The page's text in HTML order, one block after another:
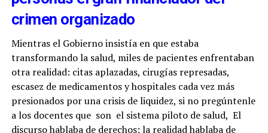
crimen organizado
Mientras el Gobierno insistía en que estaba
transformando la salud, miles de pacientes enfrentaban
otra realidad: citas aplazadas, cirugías represadas,
escasez de medicamentos y hospitales cada vez más
presionados por una crisis de liquidez, si no pregúntenle
a los docentes que son el sistema piloto de salud, El
discurso hablaba de derechos; la realidad hablaba de